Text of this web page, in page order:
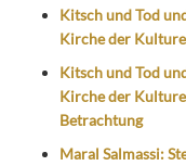
Kitsch und Tod
Kirche der
Kitsch und Tod
Kirche der
Betrachtung
Maral Salmassi: